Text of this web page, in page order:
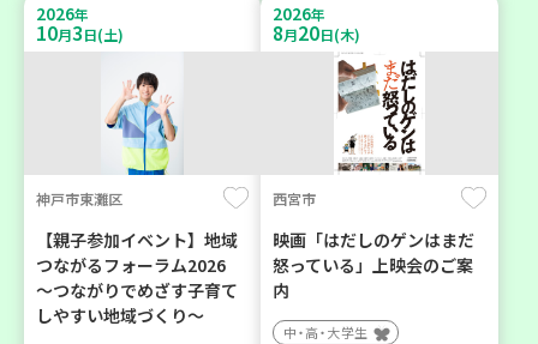
2026年
10月3日(土)
神戸市東灘区
【親子参加イベント】地域
つながるフォーラム2026
～つながりでめざす子育て
しやすい地域づくり～
2026年
8月20日(木)
西宮市
映画「はだしのゲンはまだ
怒っている」上映会のご案
内
中・高・大学生